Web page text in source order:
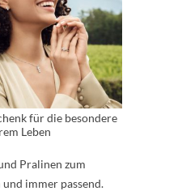
für die besondere
Leben
Pralinen zum
immer passend.